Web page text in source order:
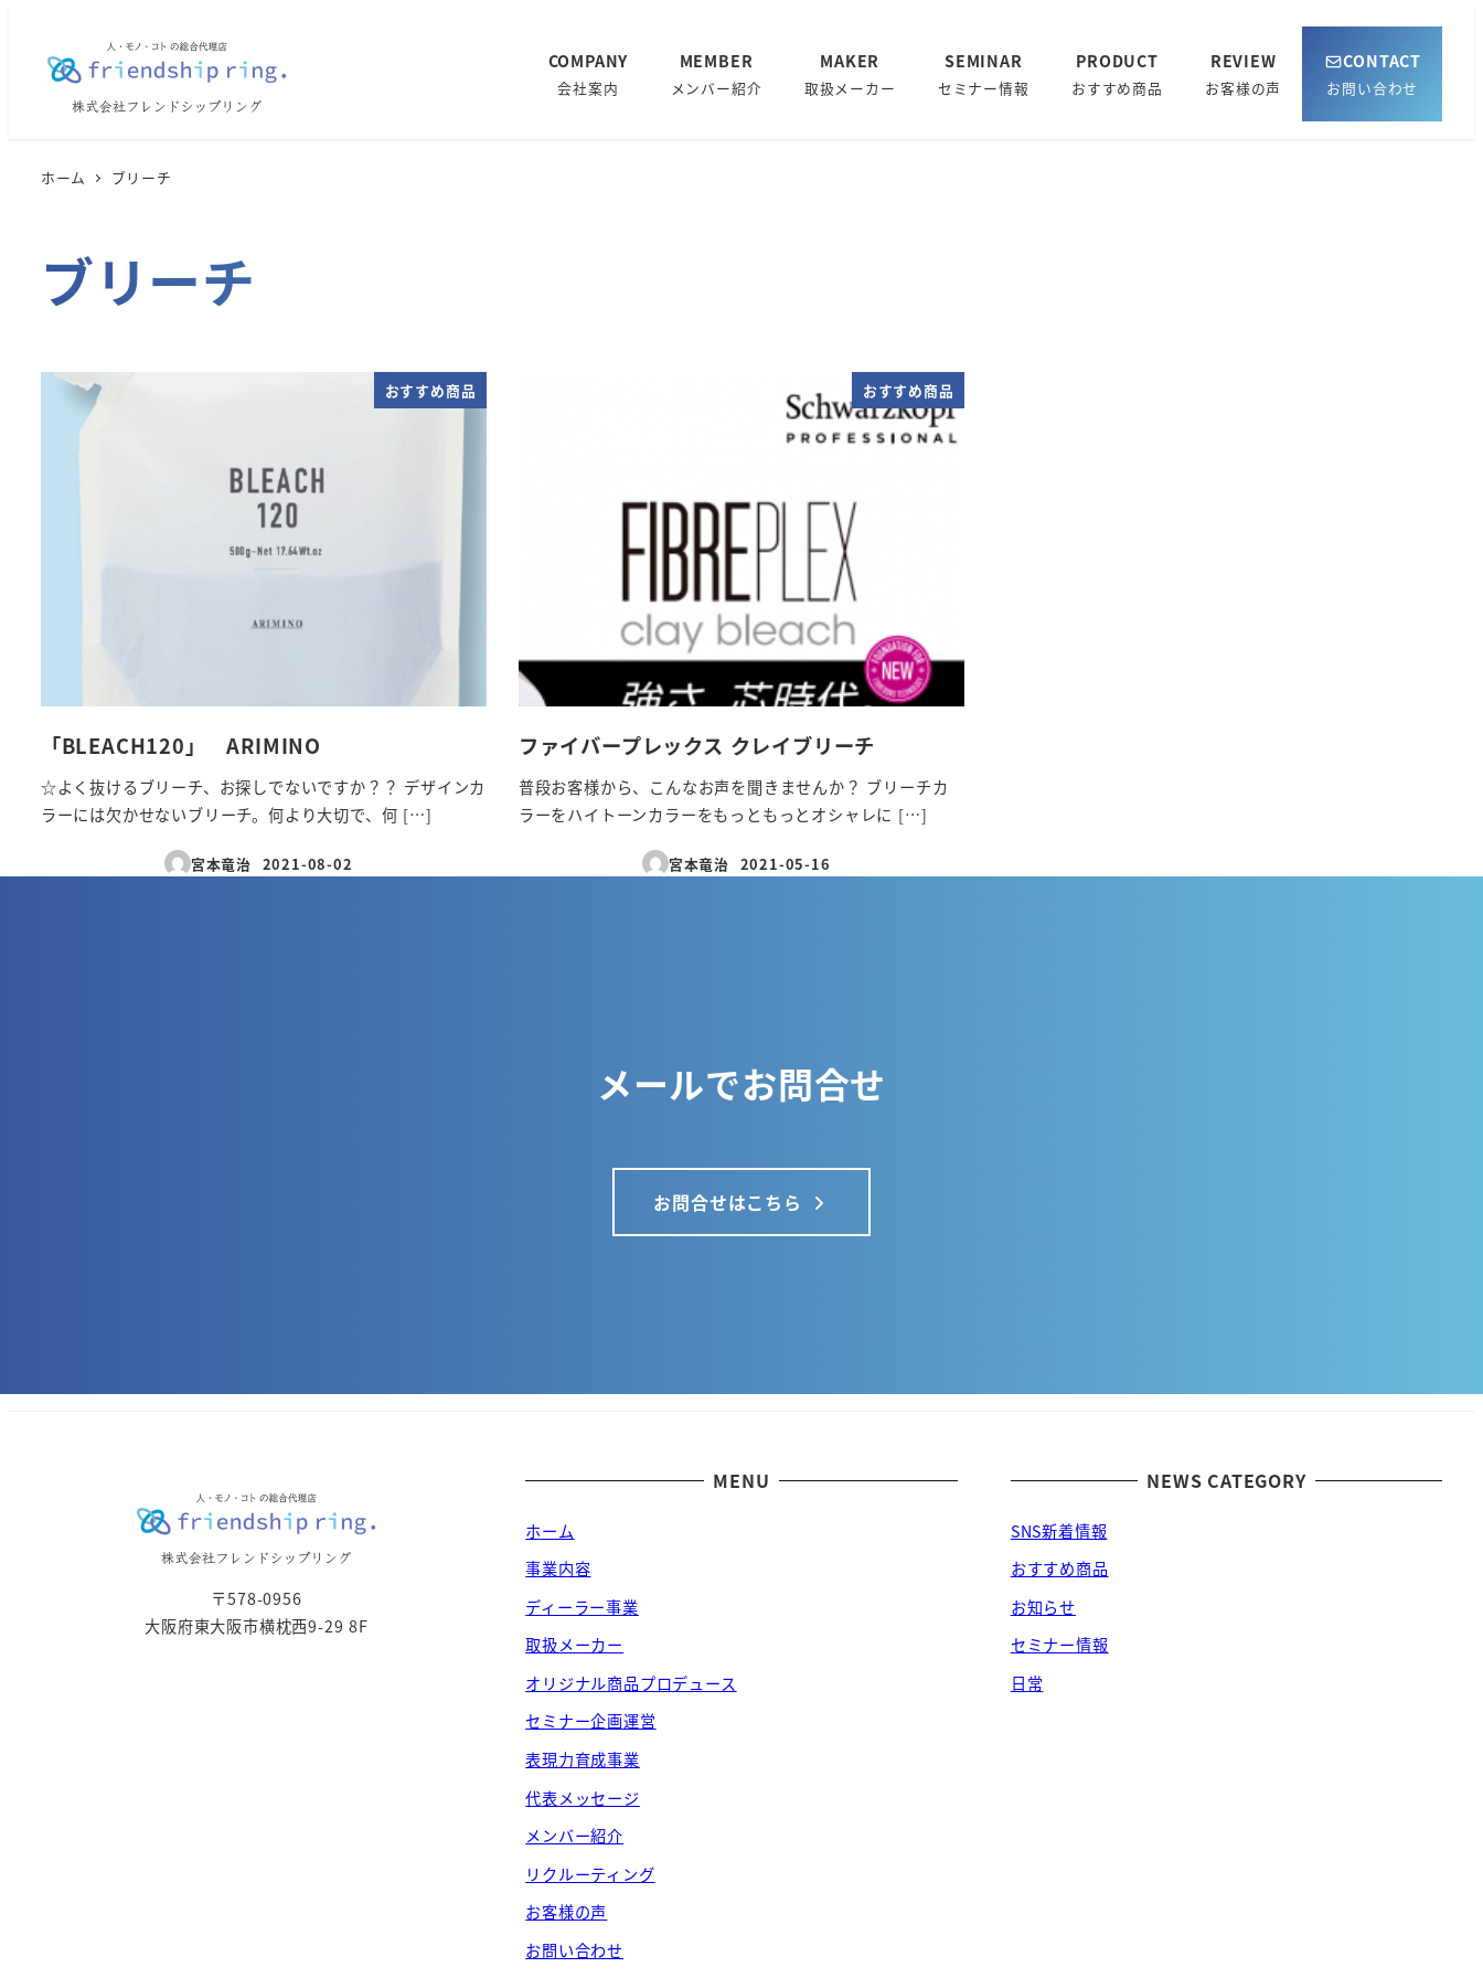
COMPANY
会社案内
MEMBER
メンバー紹介
MAKER
取扱メーカー
SEMINAR
セミナー情報
PRODUCT
おすすめ商品
REVIEW
お客様の声
CONTACT
お問い合わせ
ホーム ブリーチ
ブリーチ
おすすめ商品
「BLEACH120」 ARIMINO
☆よく抜けるブリーチ、お探しでないですか？？ デザインカ
ラーには欠かせないブリーチ。何より大切で、何 […]
宮本竜治
投稿日
2021-08-02
おすすめ商品
ファイバープレックス クレイブリーチ
普段お客様から、こんなお声を聞きませんか？ ブリーチカ
ラーをハイトーンカラーをもっともっとオシャレに […]
宮本竜治
投稿日
2021-05-16
メールでお問合せ
お問合せはこちら
〒578-0956
大阪府東大阪市横枕西9-29 8F
MENU
ホーム
事業内容
ディーラー事業
取扱メーカー
オリジナル商品プロデュース
セミナー企画運営
表現力育成事業
代表メッセージ
メンバー紹介
リクルーティング
お客様の声
お問い合わせ
NEWS CATEGORY
SNS新着情報
おすすめ商品
お知らせ
セミナー情報
日常